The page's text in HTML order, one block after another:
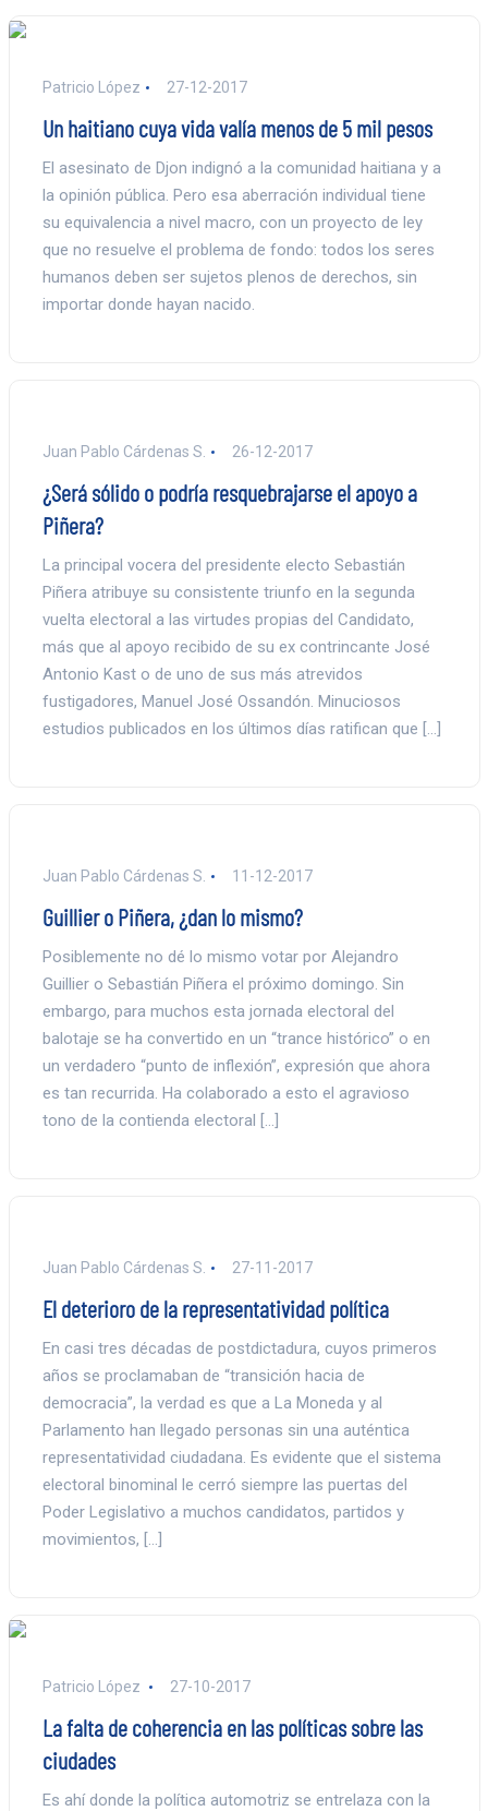
Patricio López 27-12-2017
Un haitiano cuya vida valía menos de 5 mil pesos
El asesinato de Djon indignó a la comunidad haitiana y a
la opinión pública. Pero esa aberración individual tiene
su equivalencia a nivel macro, con un proyecto de ley
que no resuelve el problema de fondo: todos los seres
humanos deben ser sujetos plenos de derechos, sin
importar donde hayan nacido.
Juan Pablo Cárdenas S. 26-12-2017
¿Será sólido o podría resquebrajarse el apoyo a
Piñera?
La principal vocera del presidente electo Sebastián
Piñera atribuye su consistente triunfo en la segunda
vuelta electoral a las virtudes propias del Candidato,
más que al apoyo recibido de su ex contrincante José
Antonio Kast o de uno de sus más atrevidos
fustigadores, Manuel José Ossandón. Minuciosos
estudios publicados en los últimos días ratifican que […]
Juan Pablo Cárdenas S. 11-12-2017
Guillier o Piñera, ¿dan lo mismo?
Posiblemente no dé lo mismo votar por Alejandro
Guillier o Sebastián Piñera el próximo domingo. Sin
embargo, para muchos esta jornada electoral del
balotaje se ha convertido en un “trance histórico” o en
un verdadero “punto de inflexión”, expresión que ahora
es tan recurrida. Ha colaborado a esto el agravioso
tono de la contienda electoral […]
Juan Pablo Cárdenas S. 27-11-2017
El deterioro de la representatividad política
En casi tres décadas de postdictadura, cuyos primeros
años se proclamaban de “transición hacia de
democracia”, la verdad es que a La Moneda y al
Parlamento han llegado personas sin una auténtica
representatividad ciudadana. Es evidente que el sistema
electoral binominal le cerró siempre las puertas del
Poder Legislativo a muchos candidatos, partidos y
movimientos, […]
Patricio López 27-10-2017
La falta de coherencia en las políticas sobre las
ciudades
Es ahí donde la política automotriz se entrelaza con la